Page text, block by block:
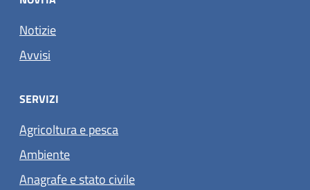
Notizie
Avvisi
SERVIZI
Agricoltura e pesca
Ambiente
Anagrafe e stato civile